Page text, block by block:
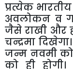
प्रत्येक भारतीय
अवलोकन व
जैसे राखी और
चन्द्रमा
जन्म नवमी
को ही